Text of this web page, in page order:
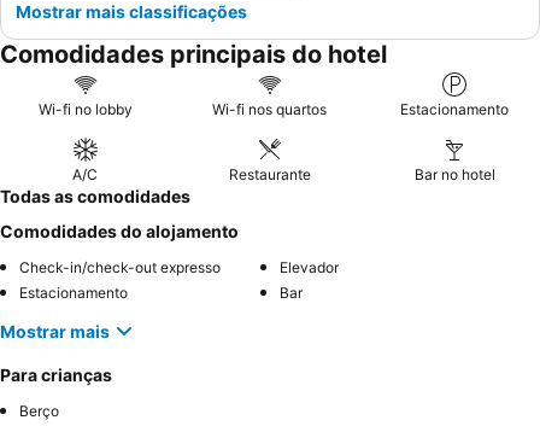
Mostrar mais classificações
Comodidades principais do hotel
Wi-fi no lobby Wi-fi nos quartos Estacionamento
A/C Restaurante Bar no hotel
Todas as comodidades
Comodidades do alojamento
Check-in/check-out expresso
Elevador
Estacionamento
Bar
Mostrar mais
Para crianças
Berço